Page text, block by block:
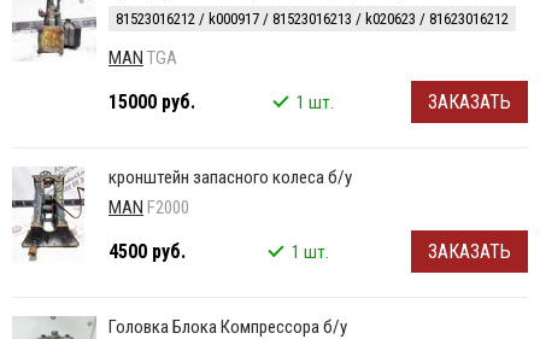
81523016212 / k000917 / 81523016213 / k020623 / 81623016212
MAN TGA
15000 руб. 1 шт. ЗАКАЗАТЬ
кронштейн запасного колеса б/у
MAN F2000
4500 руб. 1 шт. ЗАКАЗАТЬ
Головка Блока Компрессора б/у